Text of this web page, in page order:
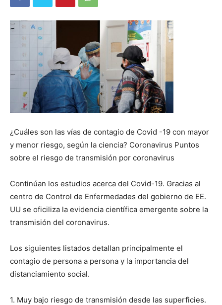
¿Cuáles son las vías de contagio de Covid -19 con mayor
y menor riesgo, según la ciencia? Coronavirus Puntos
sobre el riesgo de transmisión por coronavirus
Continúan los estudios acerca del Covid-19. Gracias al
centro de Control de Enfermedades del gobierno de EE.
UU se oficiliza la evidencia científica emergente sobre la
transmisión del coronavirus.
Los siguientes listados detallan principalmente el
contagio de persona a persona y la importancia del
distanciamiento social.
1. Muy bajo riesgo de transmisión desde las superficies.